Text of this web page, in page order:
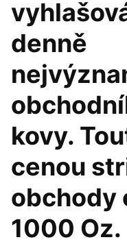
denně
kovy.
cenou
obchody
1000 Oz.